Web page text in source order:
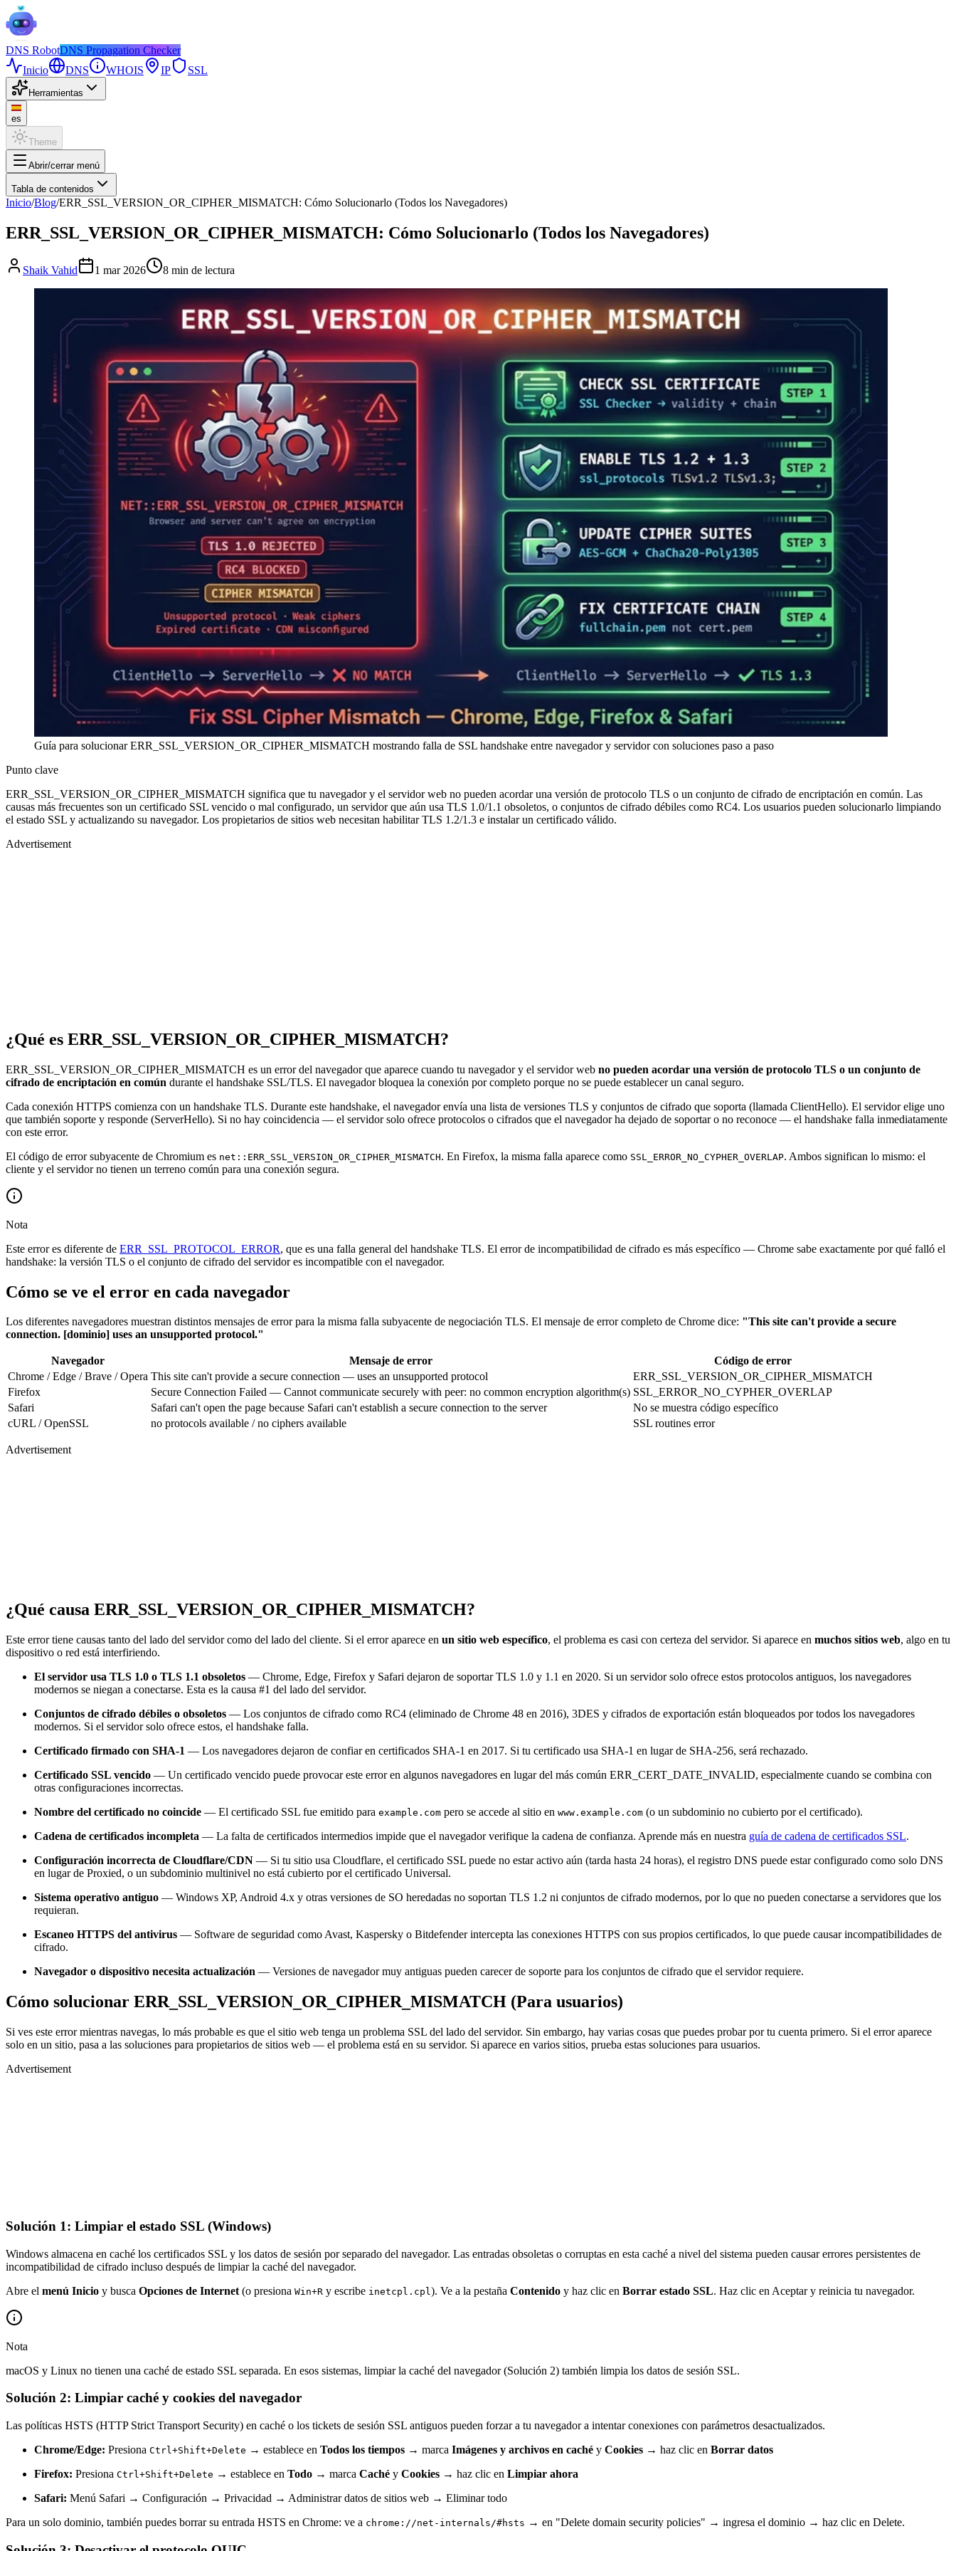
DNS RobotDNS Propagation Checker
Inicio
DNS WHOIS IP SSL
Herramientas
es
Theme
Abrir/cerrar menú
Tabla de contenidos
Inicio/Blog/ERR_SSL_VERSION_OR_CIPHER_MISMATCH: Cómo Solucionarlo (Todos los Navegadores)
ERR_SSL_VERSION_OR_CIPHER_MISMATCH: Cómo Solucionarlo (Todos los Navegadores)
Shaik Vahid 1 mar 2026 8 min de lectura
Guía para solucionar ERR_SSL_VERSION_OR_CIPHER_MISMATCH mostrando falla de SSL handshake entre navegador y servidor con soluciones paso a paso
Punto clave
ERR_SSL_VERSION_OR_CIPHER_MISMATCH significa que tu navegador y el servidor web no pueden acordar una versión de protocolo TLS o un conjunto de cifrado de encriptación en común. Las
causas más frecuentes son un certificado SSL vencido o mal configurado, un servidor que aún usa TLS 1.0/1.1 obsoletos, o conjuntos de cifrado débiles como RC4. Los usuarios pueden solucionarlo limpiando
el estado SSL y actualizando su navegador. Los propietarios de sitios web necesitan habilitar TLS 1.2/1.3 e instalar un certificado válido.
Advertisement
¿Qué es ERR_SSL_VERSION_OR_CIPHER_MISMATCH?
ERR_SSL_VERSION_OR_CIPHER_MISMATCH es un error del navegador que aparece cuando tu navegador y el servidor web no pueden acordar una versión de protocolo TLS o un conjunto de
cifrado de encriptación en común durante el handshake SSL/TLS. El navegador bloquea la conexión por completo porque no se puede establecer un canal seguro.
Cada conexión HTTPS comienza con un handshake TLS. Durante este handshake, el navegador envía una lista de versiones TLS y conjuntos de cifrado que soporta (llamada ClientHello). El servidor elige uno
que también soporte y responde (ServerHello). Si no hay coincidencia — el servidor solo ofrece protocolos o cifrados que el navegador ha dejado de soportar o no reconoce — el handshake falla inmediatamente
con este error.
El código de error subyacente de Chromium es net::ERR_SSL_VERSION_OR_CIPHER_MISMATCH. En Firefox, la misma falla aparece como SSL_ERROR_NO_CYPHER_OVERLAP. Ambos significan lo mismo: el
cliente y el servidor no tienen un terreno común para una conexión segura.
Nota
Este error es diferente de ERR_SSL_PROTOCOL_ERROR, que es una falla general del handshake TLS. El error de incompatibilidad de cifrado es más específico — Chrome sabe exactamente por qué falló el
handshake: la versión TLS o el conjunto de cifrado del servidor es incompatible con el navegador.
Cómo se ve el error en cada navegador
Los diferentes navegadores muestran distintos mensajes de error para la misma falla subyacente de negociación TLS. El mensaje de error completo de Chrome dice: "This site can't provide a secure
connection. [dominio] uses an unsupported protocol."
Navegador Mensaje de error
Código de error
Chrome / Edge / Brave / Opera This site can't provide a secure connection — uses an unsupported protocol
ERR_SSL_VERSION_OR_CIPHER_MISMATCH
Firefox
Secure Connection Failed — Cannot communicate securely with peer: no common encryption algorithm(s) SSL_ERROR_NO_CYPHER_OVERLAP
Safari
Safari can't open the page because Safari can't establish a secure connection to the server
No se muestra código específico
cURL / OpenSSL
no protocols available / no ciphers available SSL routines error
Advertisement
¿Qué causa ERR_SSL_VERSION_OR_CIPHER_MISMATCH?
Este error tiene causas tanto del lado del servidor como del lado del cliente. Si el error aparece en un sitio web específico, el problema es casi con certeza del servidor. Si aparece en muchos sitios web, algo en tu
dispositivo o red está interfiriendo.
El servidor usa TLS 1.0 o TLS 1.1 obsoletos — Chrome, Edge, Firefox y Safari dejaron de soportar TLS 1.0 y 1.1 en 2020. Si un servidor solo ofrece estos protocolos antiguos, los navegadores
modernos se niegan a conectarse. Esta es la causa #1 del lado del servidor.
Conjuntos de cifrado débiles o obsoletos — Los conjuntos de cifrado como RC4 (eliminado de Chrome 48 en 2016), 3DES y cifrados de exportación están bloqueados por todos los navegadores
modernos. Si el servidor solo ofrece estos, el handshake falla.
Certificado firmado con SHA-1 — Los navegadores dejaron de confiar en certificados SHA-1 en 2017. Si tu certificado usa SHA-1 en lugar de SHA-256, será rechazado.
Certificado SSL vencido — Un certificado vencido puede provocar este error en algunos navegadores en lugar del más común ERR_CERT_DATE_INVALID, especialmente cuando se combina con
otras configuraciones incorrectas.
Nombre del certificado no coincide — El certificado SSL fue emitido para example.com pero se accede al sitio en www.example.com (o un subdominio no cubierto por el certificado).
Cadena de certificados incompleta — La falta de certificados intermedios impide que el navegador verifique la cadena de confianza. Aprende más en nuestra guía de cadena de certificados SSL.
Configuración incorrecta de Cloudflare/CDN — Si tu sitio usa Cloudflare, el certificado SSL puede no estar activo aún (tarda hasta 24 horas), el registro DNS puede estar configurado como solo DNS
en lugar de Proxied, o un subdominio multinivel no está cubierto por el certificado Universal.
Sistema operativo antiguo — Windows XP, Android 4.x y otras versiones de SO heredadas no soportan TLS 1.2 ni conjuntos de cifrado modernos, por lo que no pueden conectarse a servidores que los
requieran.
Escaneo HTTPS del antivirus — Software de seguridad como Avast, Kaspersky o Bitdefender intercepta las conexiones HTTPS con sus propios certificados, lo que puede causar incompatibilidades de
cifrado.
Navegador o dispositivo necesita actualización — Versiones de navegador muy antiguas pueden carecer de soporte para los conjuntos de cifrado que el servidor requiere.
Cómo solucionar ERR_SSL_VERSION_OR_CIPHER_MISMATCH (Para usuarios)
Si ves este error mientras navegas, lo más probable es que el sitio web tenga un problema SSL del lado del servidor. Sin embargo, hay varias cosas que puedes probar por tu cuenta primero. Si el error aparece
solo en un sitio, pasa a las soluciones para propietarios de sitios web — el problema está en su servidor. Si aparece en varios sitios, prueba estas soluciones para usuarios.
Advertisement
Solución 1: Limpiar el estado SSL (Windows)
Windows almacena en caché los certificados SSL y los datos de sesión por separado del navegador. Las entradas obsoletas o corruptas en esta caché a nivel del sistema pueden causar errores persistentes de
incompatibilidad de cifrado incluso después de limpiar la caché del navegador.
Abre el menú Inicio y busca Opciones de Internet (o presiona Win+R y escribe inetcpl.cpl ). Ve a la pestaña Contenido y haz clic en Borrar estado SSL. Haz clic en Aceptar y reinicia tu navegador.
Nota
macOS y Linux no tienen una caché de estado SSL separada. En esos sistemas, limpiar la caché del navegador (Solución 2) también limpia los datos de sesión SSL.
Solución 2: Limpiar caché y cookies del navegador
Las políticas HSTS (HTTP Strict Transport Security) en caché o los tickets de sesión SSL antiguos pueden forzar a tu navegador a intentar conexiones con parámetros desactualizados.
Chrome/Edge: Presiona Ctrl+Shift+Delete → establece en Todos los tiempos → marca Imágenes y archivos en caché y Cookies → haz clic en Borrar datos
Firefox: Presiona Ctrl+Shift+Delete → establece en Todo → marca Caché y Cookies → haz clic en Limpiar ahora
Safari: Menú Safari → Configuración → Privacidad → Administrar datos de sitios web → Eliminar todo
Para un solo dominio, también puedes borrar su entrada HSTS en Chrome: ve a chrome://net-internals/#hsts → en "Delete domain security policies" → ingresa el dominio → haz clic en Delete.